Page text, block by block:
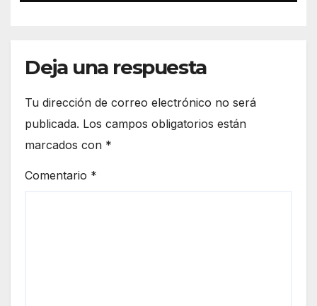
Deja una respuesta
Tu dirección de correo electrónico no será
publicada. Los campos obligatorios están
marcados con *
Comentario *